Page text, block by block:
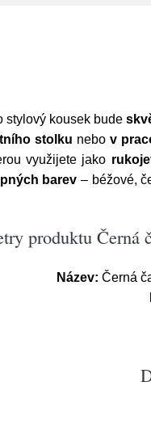
stylový kousek bude
stolku nebo v
využijete jako
barev – béžové,
produktu
Název: Černá